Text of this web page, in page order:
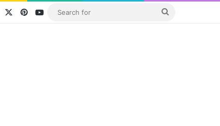
FacebookPinterestYouTube